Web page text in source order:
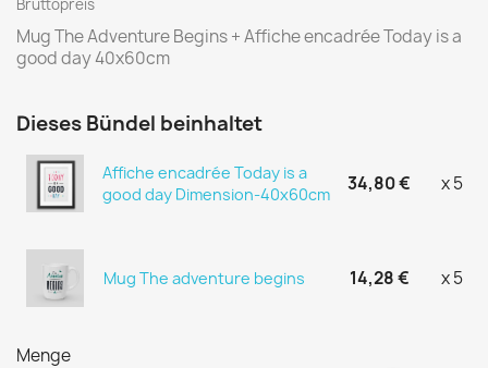
Bruttopreis
Mug The Adventure Begins + Affiche encadrée Today is a
good day 40x60cm
Dieses Bündel beinhaltet
Affiche encadrée Today is a
good day Dimension-40x60cm
34,80 € x 5
Mug The adventure begins 14,28 € x 5
Menge